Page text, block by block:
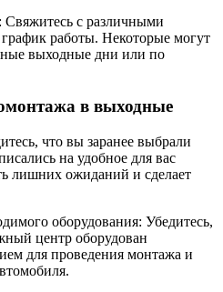
Свяжитесь с различными
работы. Некоторые могут
выходные дни или по
в выходные
что вы заранее выбрали
на удобное для вас
лишних ожиданий и сделает
оборудования: Убедитесь,
центр оборудован
для проведения монтажа и